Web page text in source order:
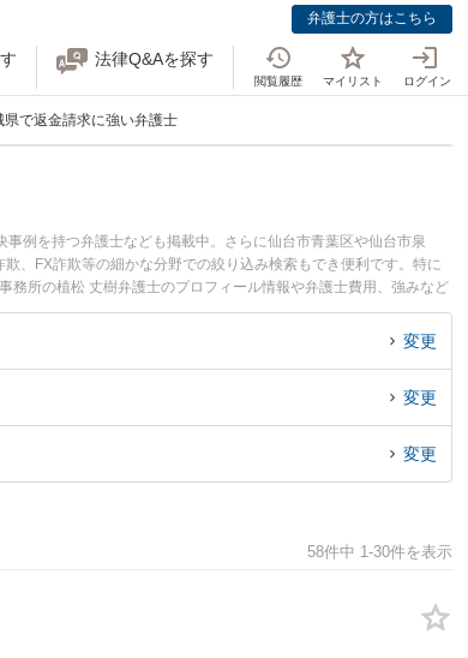
弁護士の方はこちら
法律Q&Aを探す
閲覧履歴 マイリスト ログイン
県で返金請求に強い弁護士
例を持つ弁護士なども掲載中。さらに仙台市青葉区や仙台市泉
、FX詐欺等の細かな分野での絞り込み検索もでき便利です。特に
務所の植松 丈樹弁護士のプロフィール情報や弁護士費用、強みなど
返金請求のトラブル解決の実績豊富な近くの弁護士を検索したい』
おすすめです。
変更
変更
変更
58件中 1-30件を表示